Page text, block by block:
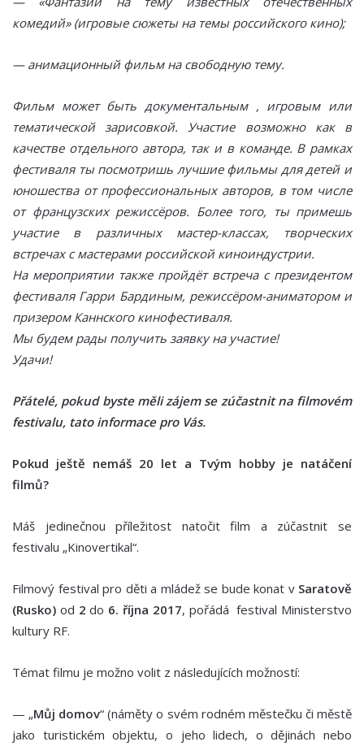
комедий» (игровые сюжеты на темы российского кино);
— анимационный фильм на свободную тему.
Фильм может быть документальным , игровым или
тематической зарисовкой. Участие возможно как в
качестве отдельного автора, так и в команде. В рамках
фестиваля ты посмотришь лучшие фильмы для детей и
юношества от профессиональных авторов, в том числе
от французских режиссёров. Более того, ты примешь
участие в различных мастер-классах, творческих
встречах с мастерами российской киноиндустрии.
На мероприятии также пройдёт встреча с президентом
фестиваля Гарри Бардиным, режиссёром-аниматором и
призером Каннского кинофестиваля.
Мы будем рады получить заявку на участие!
Удачи!
Přátelé, pokud byste měli zájem se zúčastnit na filmovém
festivalu, tato informace pro Vás.
Pokud ještě nemáš 20 let a Tvým hobby je natáčení
filmů?
Máš jedinečnou příležitost natočit film a zúčastnit se
festivalu „Kinovertikal“.
Filmový festival pro děti a mládež se bude konat v Saratově
(Rusko) od 2do 6. října 2017, pořádá festival Ministerstvo
kultury RF.
Témat filmu je možno volit z následujících možností:
— „Můj domov“ (náměty o svém rodném městečku či městě
jako turistickém objektu, o jeho lidech, o dějinách nebo